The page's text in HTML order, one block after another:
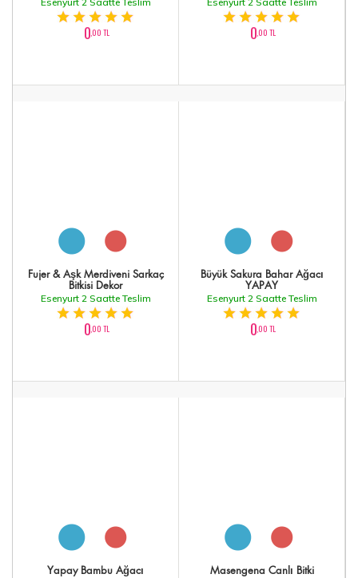
0,00 TL 0,00 TL
Fujer & Aşk Merdiveni Sarkaç
Bitkisi Dekor
Esenyurt 2 Saatte Teslim
0,00 TL
Büyük Sakura Bahar Ağacı
YAPAY
Esenyurt 2 Saatte Teslim
0,00 TL
Yapay Bambu Ağacı Masengena Canlı Bitki